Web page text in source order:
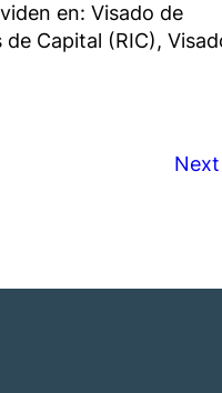
en: Visado de
Capital (RIC),